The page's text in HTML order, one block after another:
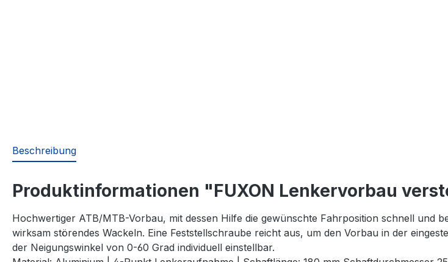
Beschreibung
Produktinformationen "FUXON Lenkervorbau
Hochwertiger ATB/MTB-Vorbau, mit dessen Hilfe die gewünschte Fahrposition schnell und
wirksam störendes Wackeln. Eine Feststellschraube reicht aus, um den Vorbau in der
der Neigungswinkel von 0-60 Grad individuell einstellbar.